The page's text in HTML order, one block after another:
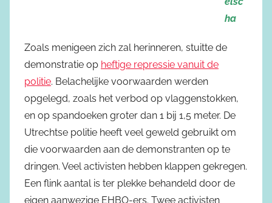
ha
Zoals menigeen zich zal herinneren, stuitte de
demonstratie op heftige repressie vanuit de
politie. Belachelijke voorwaarden werden
opgelegd, zoals het verbod op vlaggenstokken,
en op spandoeken groter dan 1 bij 1,5 meter. De
Utrechtse politie heeft veel geweld gebruikt om
die voorwaarden aan de demonstranten op te
dringen. Veel activisten hebben klappen gekregen.
Een flink aantal is ter plekke behandeld door de
eigen aanwezige EHBO-ers. Twee activisten